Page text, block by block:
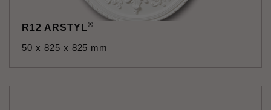
R12 ARSTYL®
50 x 825 x 825 mm